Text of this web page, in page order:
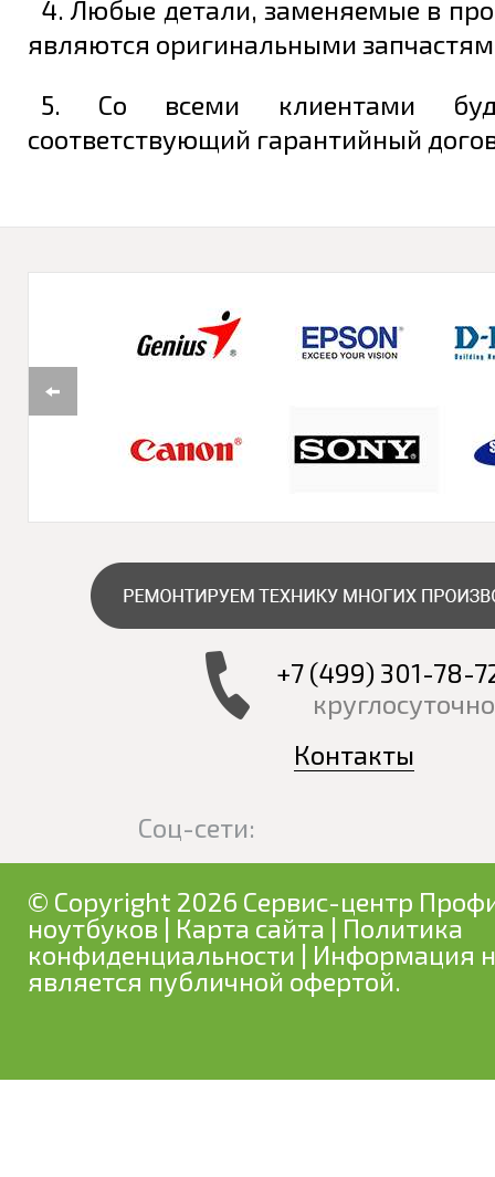
4. Любые детали, заменяемые в
являются оригинальными
5. Со всеми клиентами
соответствующий гарантийный
+7 (499) 301-78-
Контакты
Соц-сети:
© Copyright 2026 Сервис-центр
ноутбуков | Карта сайта | Политика
конфиденциальности | Информация
является публичной офертой.